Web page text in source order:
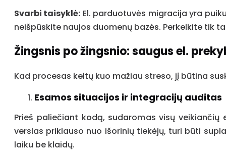
Svarbi taisyklė: El. parduotuvės migracija yra
neišpūskite naujos duomenų bazės. Perkelkite tik
Žingsnis po žingsnio: saugus el.
Kad procesas keltų kuo mažiau streso, jį būtina
Esamos situacijos ir integracijų auditas
Prieš paliečiant kodą, sudaromas visų
verslas priklauso nuo išorinių tiekėjų, turi būti
laiku be klaidų.